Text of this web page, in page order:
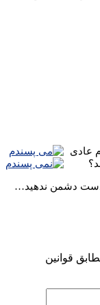
عادی
دست دشمن ندهید…
قوانين